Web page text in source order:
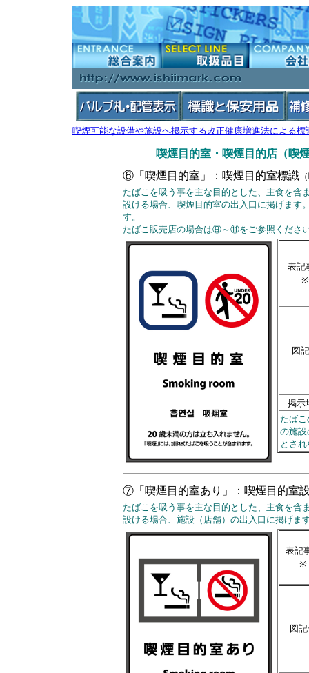
喫煙可能な設備や施設へ掲示する改正健康増進法による
喫煙目的室・喫煙目的店（喫
⑥「喫煙目的室」：喫煙目的室標識
たばこを吸う事を主な目的とした、主食を含
設ける場合、喫煙目的室の出入口に掲げま
す。
たばこ販売店の場合は⑨～⑪をご参照くださ
表記
※
図
掲示
たば
の施設
とさ
⑦「喫煙目的室あり」：喫煙目的室
たばこを吸う事を主な目的とした、主食を含
設ける場合、施設（店舗）の出入口に掲げ
表記
※
図